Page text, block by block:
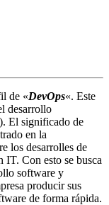
de «DevOps«. Este
desarrollo
El significado de
en la
los desarrolles de
IT. Con esto se busca
software y
producir sus
de forma rápida.